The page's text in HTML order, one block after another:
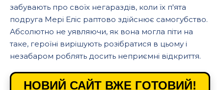
забувають про своїх негараздів, коли їх п'ята
подруга Мері Еліс раптово здійснює самогубство.
Абсолютно не уявляючи, як вона могла піти на
таке, героїні вирішують розібратися в цьому і
незабаром роблять досить неприємні відкриття.
НОВИЙ САЙТ ВЖЕ ГОТОВИЙ!